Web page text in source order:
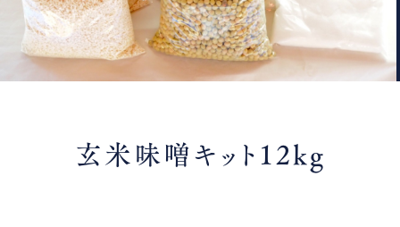
玄米味噌キット12kg